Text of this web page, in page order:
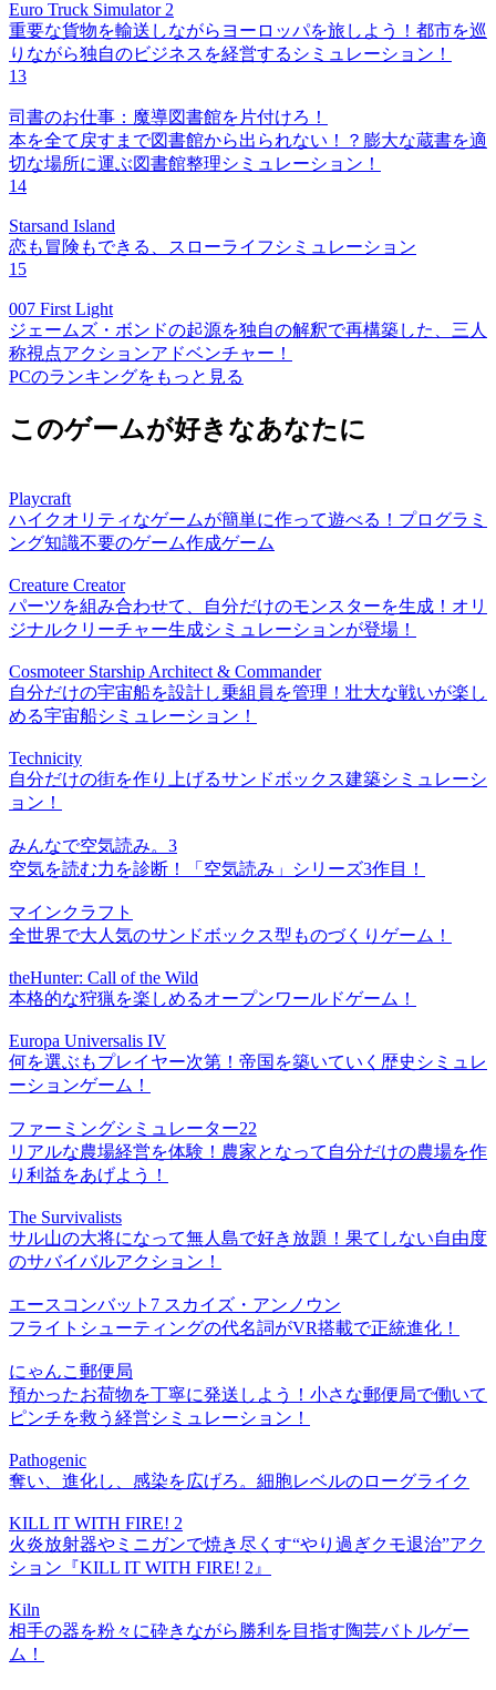
Euro Truck Simulator 2
重要な貨物を輸送しながらヨーロッパを旅しよう！都市を巡
りながら独自のビジネスを経営するシミュレーション！
13
司書のお仕事：魔導図書館を片付けろ！
本を全て戻すまで図書館から出られない！？膨大な蔵書を適
切な場所に運ぶ図書館整理シミュレーション！
14
Starsand Island
恋も冒険もできる、スローライフシミュレーション
15
007 First Light
ジェームズ・ボンドの起源を独自の解釈で再構築した、三人
称視点アクションアドベンチャー！
PCのランキングをもっと見る
このゲームが好きなあなたに
Playcraft
ハイクオリティなゲームが簡単に作って遊べる！プログラミ
ング知識不要のゲーム作成ゲーム
Creature Creator
パーツを組み合わせて、自分だけのモンスターを生成！オリ
ジナルクリーチャー生成シミュレーションが登場！
Cosmoteer Starship Architect & Commander
自分だけの宇宙船を設計し乗組員を管理！壮大な戦いが楽し
める宇宙船シミュレーション！
Technicity
自分だけの街を作り上げるサンドボックス建築シミュレーシ
ョン！
みんなで空気読み。3
空気を読む力を診断！「空気読み」シリーズ3作目！
マインクラフト
全世界で大人気のサンドボックス型ものづくりゲーム！
theHunter: Call of the Wild
本格的な狩猟を楽しめるオープンワールドゲーム！
Europa Universalis IV
何を選ぶもプレイヤー次第！帝国を築いていく歴史シミュレ
ーションゲーム！
ファーミングシミュレーター22
リアルな農場経営を体験！農家となって自分だけの農場を作
り利益をあげよう！
The Survivalists
サル山の大将になって無人島で好き放題！果てしない自由度
のサバイバルアクション！
エースコンバット7 スカイズ・アンノウン
フライトシューティングの代名詞がVR搭載で正統進化！
にゃんこ郵便局
預かったお荷物を丁寧に発送しよう！小さな郵便局で働いて
ピンチを救う経営シミュレーション！
Pathogenic
奪い、進化し、感染を広げろ。細胞レベルのローグライク
KILL IT WITH FIRE! 2
火炎放射器やミニガンで焼き尽くす“やり過ぎクモ退治”アク
ション『KILL IT WITH FIRE! 2』
Kiln
相手の器を粉々に砕きながら勝利を目指す陶芸バトルゲー
ム！